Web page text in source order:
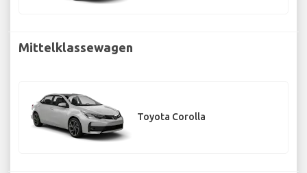
Mittelklassewagen
Toyota Corolla